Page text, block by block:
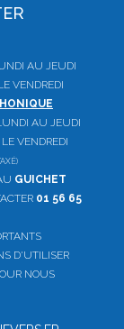
AU JEUDI
VENDREDI
AU JEUDI
VENDREDI
GUICHET
01 56 65
D'UTILISER
NOUS